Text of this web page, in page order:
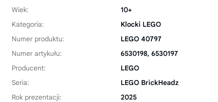
Wiek:
10+
Kategoria:
Klocki LEGO
Numer produktu:
LEGO 40797
Numer artykułu:
6530198, 6530197
Producent:
LEGO
Seria:
LEGO BrickHeadz
Rok prezentacji:
2025